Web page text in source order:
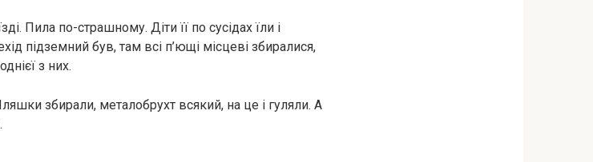
Пила по-страшному. Діти її по сусідах їли і
підземний був, там всі п’ющі місцеві збиралися,
з них.
збирали, металобрухт всякий, на це і гуляли. А